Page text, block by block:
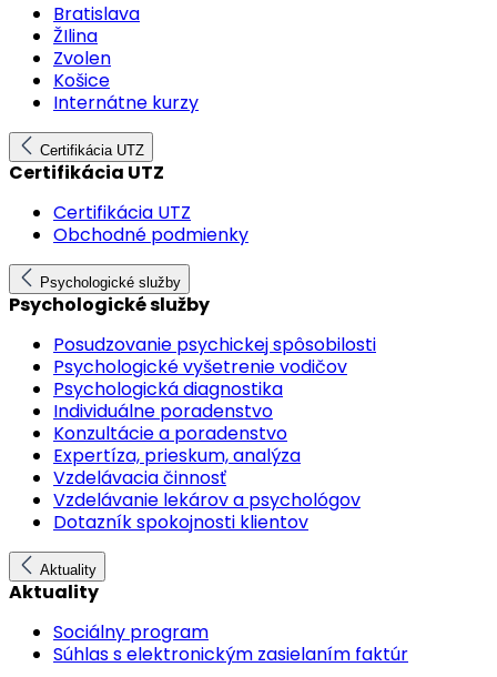
Bratislava
ŽIlina
Zvolen
Košice
Internátne kurzy
Certifikácia UTZ
Certifikácia UTZ
Certifikácia UTZ
Obchodné podmienky
Psychologické služby
Psychologické služby
Posudzovanie psychickej spôsobilosti
Psychologické vyšetrenie vodičov
Psychologická diagnostika
Individuálne poradenstvo
Konzultácie a poradenstvo
Expertíza, prieskum, analýza
Vzdelávacia činnosť
Vzdelávanie lekárov a psychológov
Dotazník spokojnosti klientov
Aktuality
Aktuality
Sociálny program
Súhlas s elektronickým zasielaním faktúr